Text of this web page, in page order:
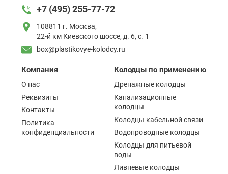
+7 (495) 255-77-72
108811 г. Москва,
22-й км Киевского шоссе, д. 6, с. 1
box@plastikovye-kolodcy.ru
Компания
О нас
Реквизиты
Контакты
Политика
конфиденциальности
Колодцы по применению
Дренажные колодцы
Канализационные
колодцы
Колодцы кабельной связи
Водопроводные колодцы
Колодцы для питьевой
воды
Ливневые колодцы